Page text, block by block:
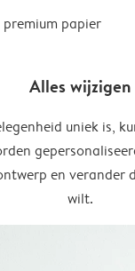
papier
Alles wijzigen
uniek is,
en verander
wilt.